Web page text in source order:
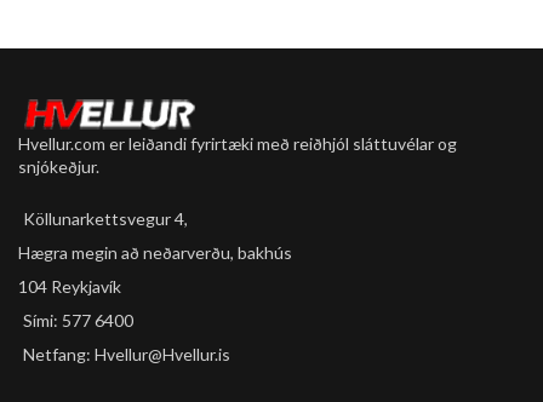
Hvellur.com er leiðandi fyrirtæki með reiðhjól sláttuvélar og
snjókeðjur.
Köllunarkettsvegur 4,
Hægra megin að neðarverðu, bakhús
104 Reykjavík
Sími: 577 6400
Netfang: Hvellur@Hvellur.is